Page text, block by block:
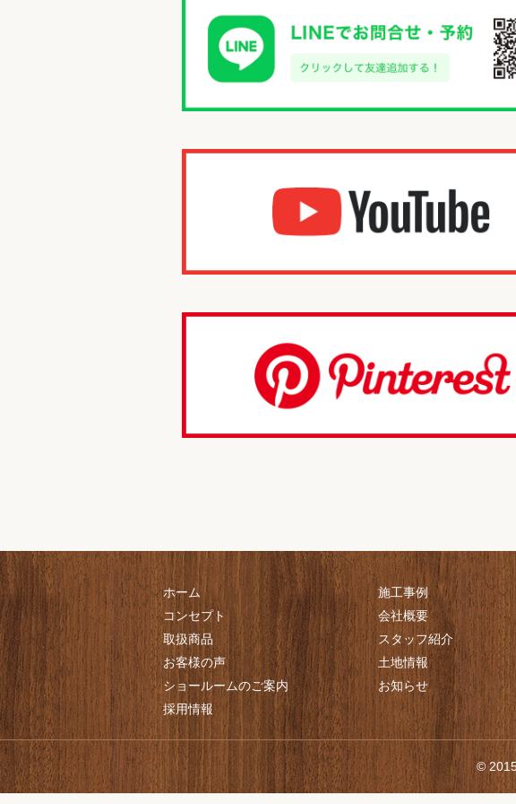
ホーム
コンセプト
取扱商品
お客様の声
ショールームのご案内
採用情報
施工事例
会社概要
スタッフ紹介
土地情報
お知らせ
©